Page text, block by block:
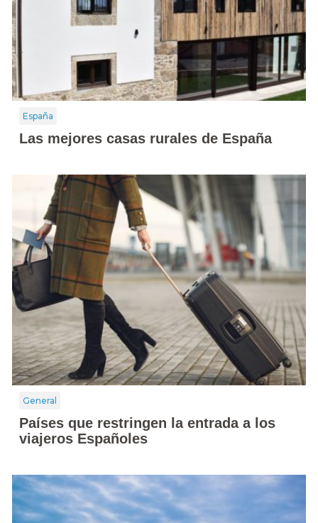
España
Las mejores casas rurales de España
General
Países que restringen la entrada a los
viajeros Españoles